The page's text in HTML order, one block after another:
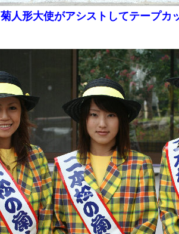
菊人形大使がアシストしてテープカ